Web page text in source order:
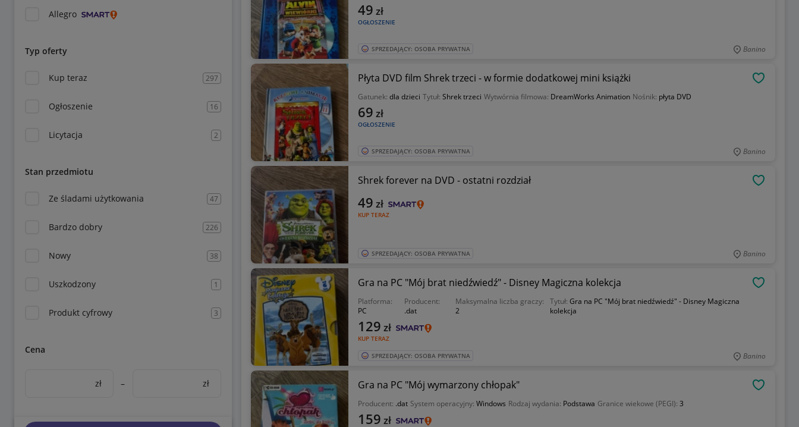
Allegro
Typ oferty
Kup teraz 297
Ogłoszenie 16
Licytacja 2
Stan przedmiotu
Ze śladami użytkowania 47
Bardzo dobry 226
Nowy 38
Uszkodzony 1
Produkt cyfrowy 3
Cena
zł – zł
OGŁOSZENIE
49 zł
SPRZEDAJĄCY: OSOBA PRYWATNA Banino
Płyta DVD film Shrek trzeci - w formie dodatkowej mini książki
Gatunek: dla dzieci Tytuł: Shrek trzeci Wytwórnia filmowa: DreamWorks Animation Nośnik: płyta DVD
OGŁOSZENIE
69 zł
SPRZEDAJĄCY: OSOBA PRYWATNA Banino
Shrek forever na DVD - ostatni rozdział
KUP TERAZ
49 zł
SPRZEDAJĄCY: OSOBA PRYWATNA Banino
Gra na PC "Mój brat niedźwiedź" - Disney Magiczna kolekcja
Platforma:
PC
Producent:
.dat
Maksymalna liczba graczy:
2
Tytuł:Gra na PC "Mój brat niedźwiedź" - Disney Magiczna
kolekcja
KUP TERAZ
129 zł
SPRZEDAJĄCY: OSOBA PRYWATNA Banino
Gra na PC "Mój wymarzony chłopak"
Producent: .dat System operacyjny: Windows Rodzaj wydania: Podstawa Granice wiekowe (PEGI): 3
159 zł